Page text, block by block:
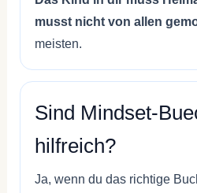
musst nicht von allen
meisten.
Sind Mindset-
hilfreich?
Ja, wenn du das richtige